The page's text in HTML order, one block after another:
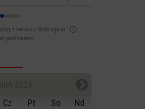
z serwisu Wakacje.pl
partnerem
Cz Pt So
Nd